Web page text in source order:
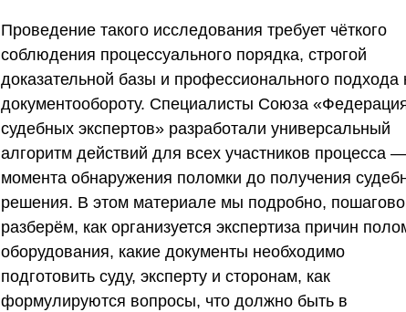
Проведение такого исследования требует чёткого
соблюдения процессуального порядка, строгой
доказательной базы и профессионального подхода
документообороту. Специалисты Союза
судебных экспертов» разработали универсальный
алгоритм действий для всех участников процесса
момента обнаружения поломки до получения
решения. В этом материале мы подробно, пошагово
разберём, как организуется экспертиза причин
оборудования, какие документы необходимо
подготовить суду, эксперту и сторонам, как
формулируются вопросы, что должно быть в